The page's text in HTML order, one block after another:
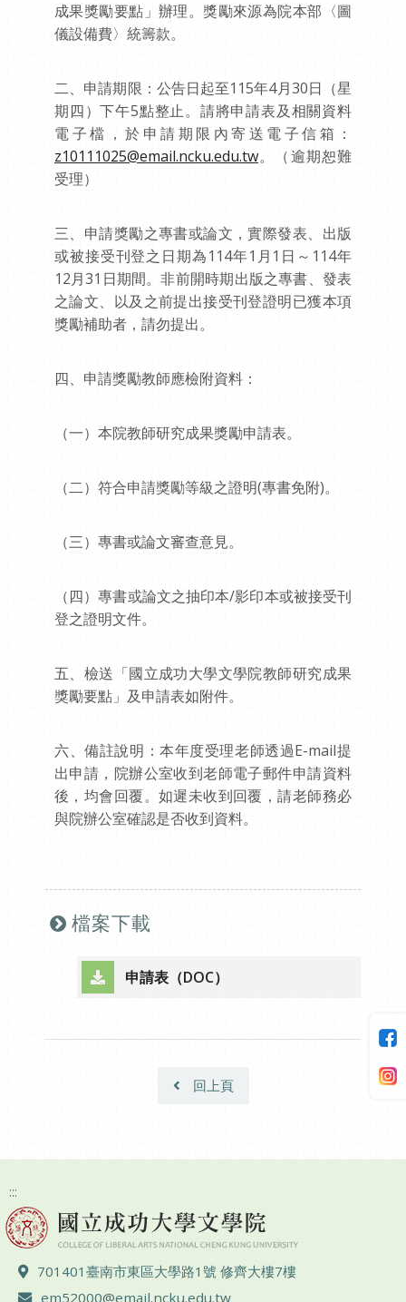
成果獎勵要點」辦理。獎勵來源為院本部〈圖
儀設備費〉統籌款。
二、申請期限：公告日起至115年4月30日（星
期四）下午5點整止。請將申請表及相關資料
電子檔，於申請期限內寄送電子信箱：
z10111025@email.ncku.edu.tw。（逾期恕難
受理）
三、申請獎勵之專書或論文，實際發表、出版
或被接受刊登之日期為114年1月1日～114年
12月31日期間。非前開時期出版之專書、發表
之論文、以及之前提出接受刊登證明已獲本項
獎勵補助者，請勿提出。
四、申請獎勵教師應檢附資料：
（一）本院教師研究成果獎勵申請表。
（二）符合申請獎勵等級之證明(專書免附)。
（三）專書或論文審查意見。
（四）專書或論文之抽印本/影印本或被接受刊
登之證明文件。
五、檢送「國立成功大學文學院教師研究成果
獎勵要點」及申請表如附件。
六、備註說明：本年度受理老師透過E-mail提
出申請，院辦公室收到老師電子郵件申請資料
後，均會回覆。如遲未收到回覆，請老師務必
與院辦公室確認是否收到資料。
檔案下載
申請表（DOC）
（另開新視窗）
回上頁
:::
地址 ：
701401臺南市東區大學路1號 修齊大樓7樓
電子郵件 ：
em52000@email.ncku.edu.tw